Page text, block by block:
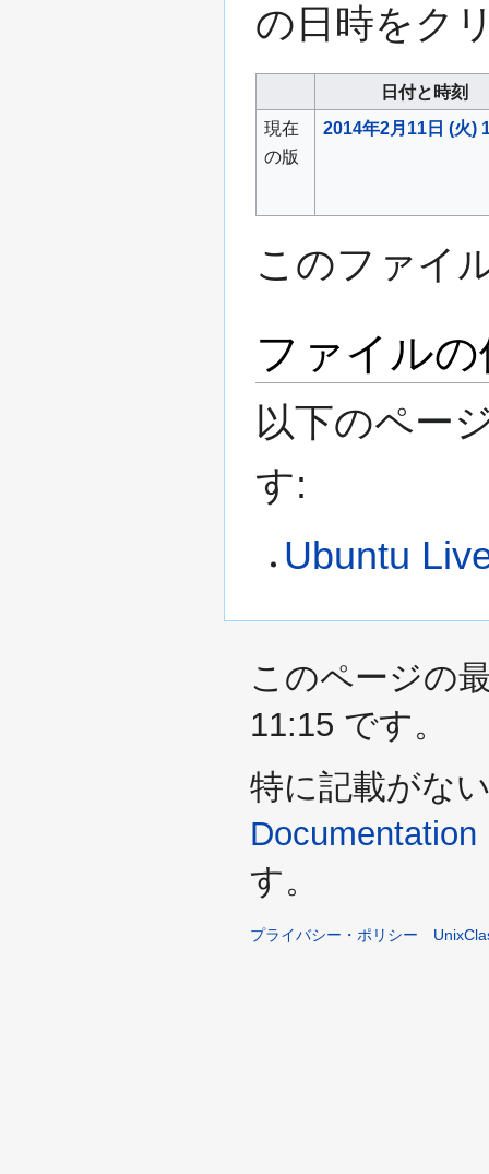
の日時をク
日付と時刻
現在
の版
2014年2月11日 (火)
このファイ
ファイル
以下のペー
す:
Ubuntu
このページの
11:15 です。
特に記載がな
Documentation
す。
プライバシー・ポリシー